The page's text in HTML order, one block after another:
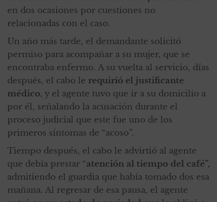
en dos ocasiones por cuestiones no
relacionadas con el caso.
Un año más tarde, el demandante solicitó
permiso para acompañar a su mujer, que se
encontraba enfermo. A su vuelta al servicio, días
después, el cabo le requirió el justificante
médico, y el agente tuvo que ir a su domicilio a
por él, señalando la acusación durante el
proceso judicial que este fue uno de los
primeros síntomas de “acoso”.
Tiempo después, el cabo le advirtió al agente
que debía prestar “atención al tiempo del café”,
admitiendo el guardia que había tomado dos esa
mañana. Al regresar de esa pausa, el agente